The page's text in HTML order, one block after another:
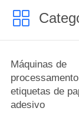
Máquinas de
etiquetas de
adesivo